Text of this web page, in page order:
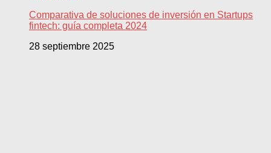
Comparativa de soluciones de inversión en Startups
fintech: guía completa 2024
28 septiembre 2025